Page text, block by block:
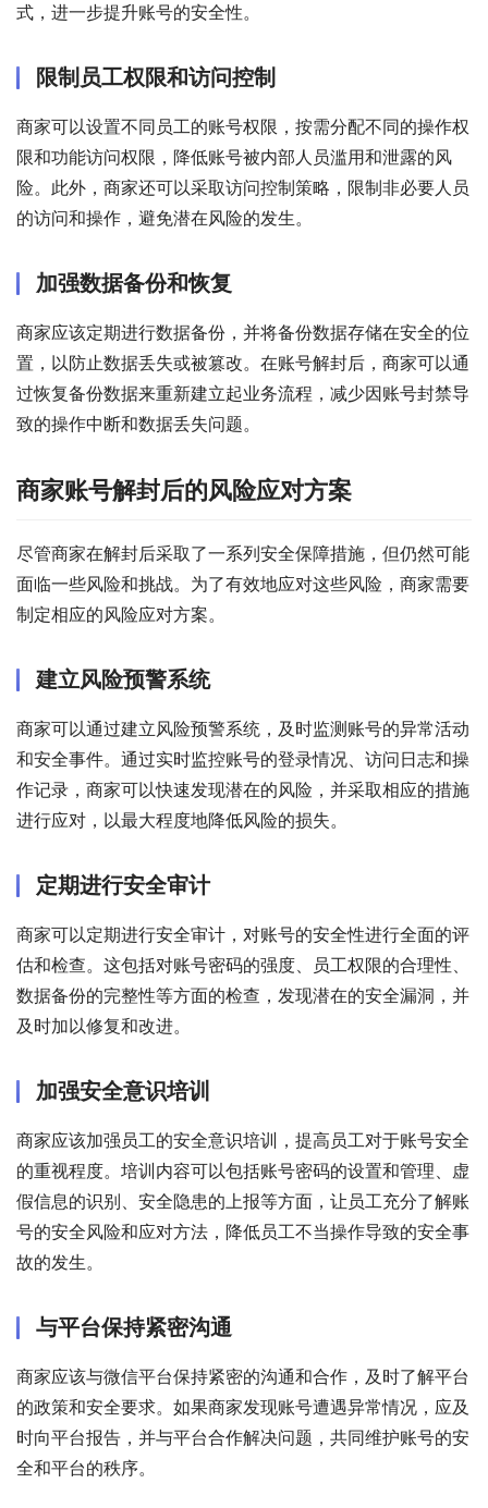
式，进一步提升账号的安全性。
限制员工权限和访问控制
商家可以设置不同员工的账号权限，按需分配不同的操作权
限和功能访问权限，降低账号被内部人员滥用和泄露的风
险。此外，商家还可以采取访问控制策略，限制非必要人员
的访问和操作，避免潜在风险的发生。
加强数据备份和恢复
商家应该定期进行数据备份，并将备份数据存储在安全的位
置，以防止数据丢失或被篡改。在账号解封后，商家可以通
过恢复备份数据来重新建立起业务流程，减少因账号封禁导
致的操作中断和数据丢失问题。
商家账号解封后的风险应对方案
尽管商家在解封后采取了一系列安全保障措施，但仍然可能
面临一些风险和挑战。为了有效地应对这些风险，商家需要
制定相应的风险应对方案。
建立风险预警系统
商家可以通过建立风险预警系统，及时监测账号的异常活动
和安全事件。通过实时监控账号的登录情况、访问日志和操
作记录，商家可以快速发现潜在的风险，并采取相应的措施
进行应对，以最大程度地降低风险的损失。
定期进行安全审计
商家可以定期进行安全审计，对账号的安全性进行全面的评
估和检查。这包括对账号密码的强度、员工权限的合理性、
数据备份的完整性等方面的检查，发现潜在的安全漏洞，并
及时加以修复和改进。
加强安全意识培训
商家应该加强员工的安全意识培训，提高员工对于账号安全
的重视程度。培训内容可以包括账号密码的设置和管理、虚
假信息的识别、安全隐患的上报等方面，让员工充分了解账
号的安全风险和应对方法，降低员工不当操作导致的安全事
故的发生。
与平台保持紧密沟通
商家应该与微信平台保持紧密的沟通和合作，及时了解平台
的政策和安全要求。如果商家发现账号遭遇异常情况，应及
时向平台报告，并与平台合作解决问题，共同维护账号的安
全和平台的秩序。